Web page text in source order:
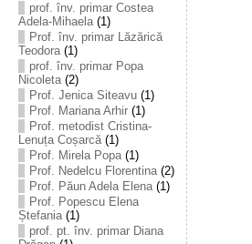
prof. înv. primar Costea
Adela-Mihaela(1)
Prof. înv. primar Lăzărică
Teodora(1)
prof. înv. primar Popa
Nicoleta(2)
Prof. Jenica Siteavu(1)
Prof. Mariana Arhir(1)
Prof. metodist Cristina-
Lenuța Coșarcă(1)
Prof. Mirela Popa(1)
Prof. Nedelcu Florentina(2)
Prof. Păun Adela Elena(1)
Prof. Popescu Elena
Ștefania(1)
prof. pt. înv. primar Diana